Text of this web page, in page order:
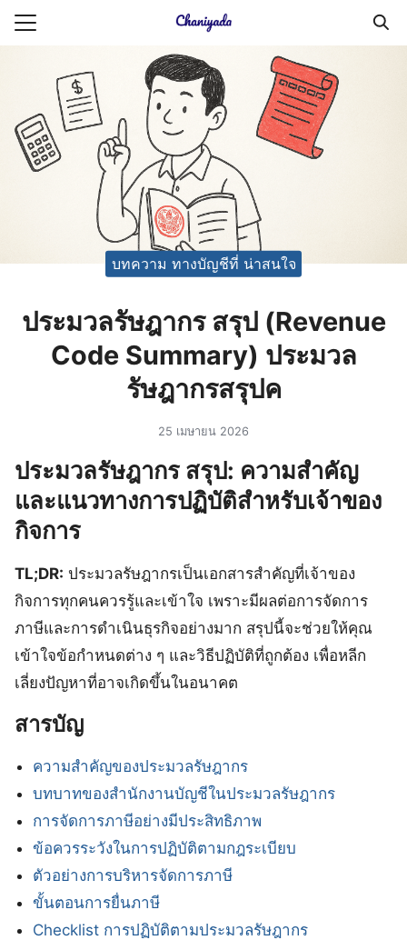
Skip
ยความเป็นส่วนตัว
ญชี (Accounting service)
ญชี (Accounting
บทความ ทางบัญชีที่ น่าสนใจ
ประมวลรัษฎากร สรุป (Revenue
Code Summary) ประมวล
รัษฎากรสรุปค
25 เมษายน 2026
ประมวลรัษฎากร สรุป: ความสำคัญ
และแนวทางการปฏิบัติสำหรับเจ้าของ
กิจการ
TL;DR: ประมวลรัษฎากรเป็นเอกสารสำคัญที่เจ้าของ
กิจการทุกคนควรรู้และเข้าใจ เพราะมีผลต่อการจัดการ
ภาษีและการดำเนินธุรกิจอย่างมาก สรุปนี้จะช่วยให้คุณ
เข้าใจข้อกำหนดต่าง ๆ และวิธีปฏิบัติที่ถูกต้อง เพื่อหลีก
เลี่ยงปัญหาที่อาจเกิดขึ้นในอนาคต
สารบัญ
ความสำคัญของประมวลรัษฎากร
บทบาทของสำนักงานบัญชีในประมวลรัษฎากร
การจัดการภาษีอย่างมีประสิทธิภาพ
ข้อควรระวังในการปฏิบัติตามกฎระเบียบ
ตัวอย่างการบริหารจัดการภาษี
ขั้นตอนการยื่นภาษี
Checklist การปฏิบัติตามประมวลรัษฎากร